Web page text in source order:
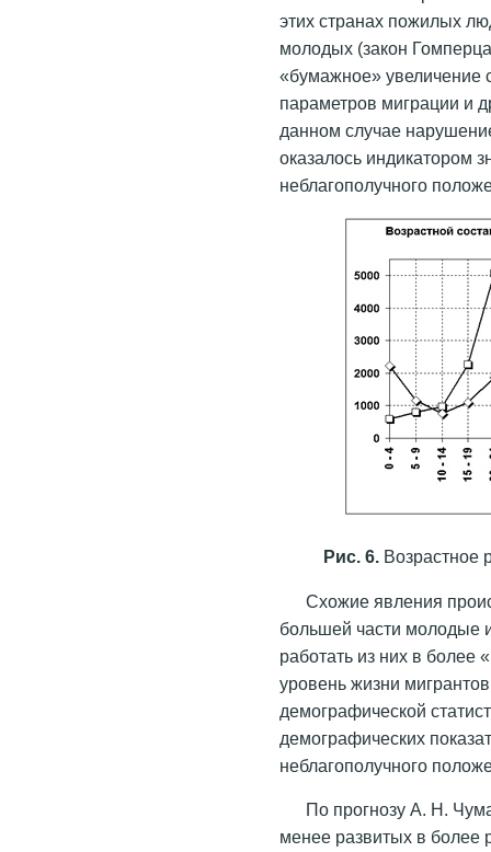
этих странах пожилых
молодых (закон
«бумажное» увеличение
параметров миграции и
данном случае
оказалось индикатором
неблагополучного
Рис. 6. Возрастное
Схожие явления
большей части молодые
работать из них в
уровень жизни
демографической
демографических
неблагополучного
По прогнозу А. Н.
менее развитых в более